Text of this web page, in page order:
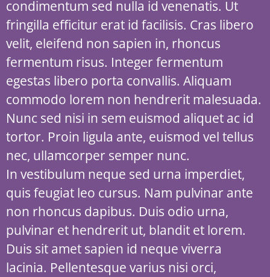
condimentum sed nulla id venenatis. Ut
fringilla efficitur erat id facilisis. Cras libero
velit, eleifend non sapien in, rhoncus
fermentum risus. Integer fermentum
egestas libero porta convallis. Aliquam
commodo lorem non hendrerit malesuada.
Nunc sed nisi in sem euismod aliquet ac id
tortor. Proin ligula ante, euismod vel tellus
nec, ullamcorper semper nunc.
In vestibulum neque sed urna imperdiet,
quis feugiat leo cursus. Nam pulvinar ante
non rhoncus dapibus. Duis odio urna,
pulvinar et hendrerit ut, blandit et lorem.
Duis sit amet sapien id neque viverra
lacinia. Pellentesque varius nisi orci,